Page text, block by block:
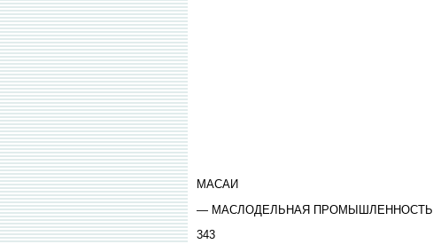
МАСАИ
— МАСЛОДЕЛЬНАЯ ПРОМЫШЛЕННОСТЬ
343